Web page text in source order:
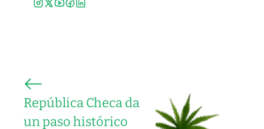
República Checa da
un paso histórico